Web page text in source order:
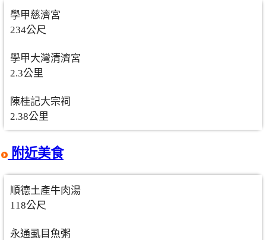
學甲慈濟宮
234公尺
學甲大灣清濟宮
2.3公里
陳桂記大宗祠
2.38公里
附近美食
順德土產牛肉湯
118公尺
永通虱目魚粥